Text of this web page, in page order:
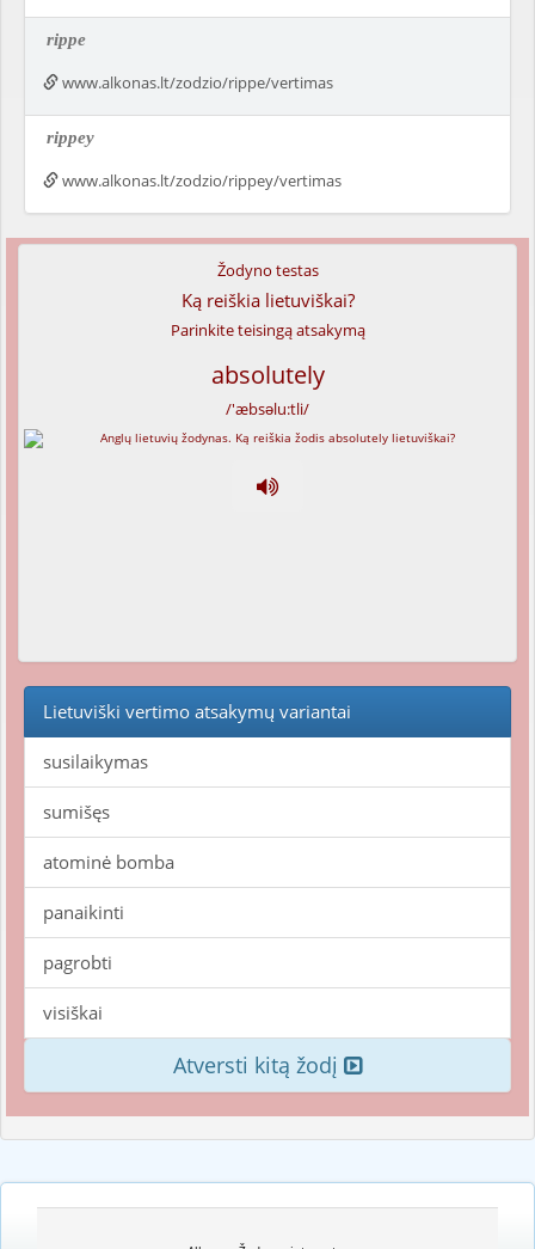
rippe
www.alkonas.lt/zodzio/rippe/vertimas
rippey
www.alkonas.lt/zodzio/rippey/vertimas
Žodyno testas
Ką reiškia lietuviškai?
Parinkite teisingą atsakymą
absolutely
/'æbsəlu:tli/
Lietuviški vertimo atsakymų variantai
susilaikymas
sumišęs
atominė bomba
panaikinti
pagrobti
visiškai
Atversti kitą žodį